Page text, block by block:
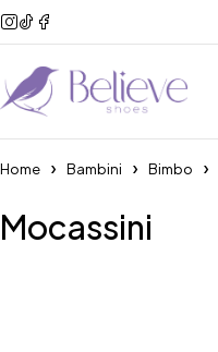
Home Bambini Bimbo
Mocassini